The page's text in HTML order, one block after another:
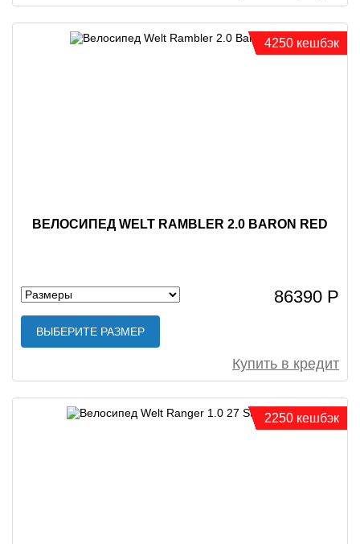
ВЕЛОСИПЕД WELT RAMBLER 2.0 BARON RED
86390 Р
ВЫБЕРИТЕ РАЗМЕР
Купить в кредит
4250 кешбэк
2250 кешбэк